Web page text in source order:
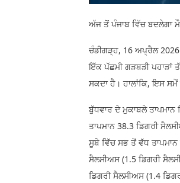
ਅੱਜ ਤੋਂ ਪੰਜਾਬ ਵਿੱਚ ਬਦਲੇਗਾ
ਚੰਡੀਗੜ੍ਹ, 16 ਅਪ੍ਰੈਲ
ਇੱਕ ਪੱਛਮੀ ਗੜਬੜੀ
ਸਕਦਾ ਹੈ। ਹਾਲਾਂਕਿ, ਇਸ ਸਮੇਂ
ਬੁੱਧਵਾਰ ਦੇ ਮੁਕਾਬਲੇ
ਤਾਪਮਾਨ 38.3 ਡਿਗਰੀ
ਸੂਬੇ ਵਿੱਚ ਸਭ ਤੋਂ ਵੱਧ
ਸੈਲਸੀਅਸ (1.5 ਡਿਗਰੀ
ਡਿਗਰੀ ਸੈਲਸੀਅਸ (1.4